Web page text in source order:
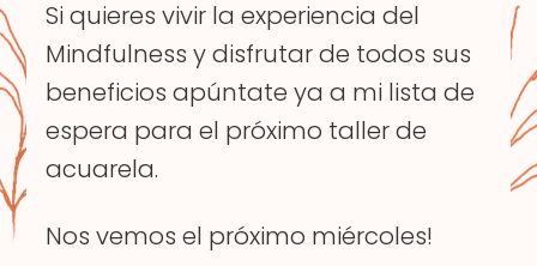
Si quieres vivir la experiencia del
Mindfulness y disfrutar de todos sus
beneficios apúntate ya a mi lista de
espera para el próximo taller de
acuarela.
Nos vemos el próximo miércoles!